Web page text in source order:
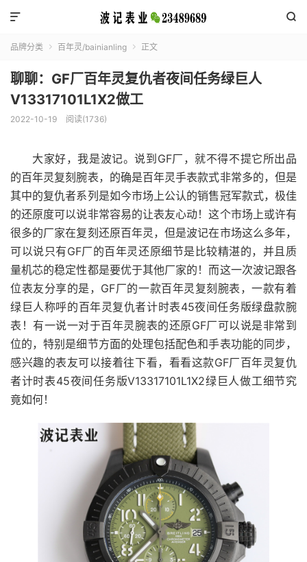


品牌分类  百年灵/bainianling  正文
聊聊：GF厂百年灵复仇者夜间任务绿巨人
V13317101L1X2做工
2022-10-19 阅读(1736)
大家好，我是波记。说到GF厂，就不得不提它所出品
的百年灵复刻腕表，的确是百年灵手表款式非常多的，但是
其中的复仇者系列是如今市场上公认的销售冠军款式，极佳
的还原度可以说非常容易的让表友心动！这个市场上或许有
很多的厂家在复刻还原百年灵，但是波记在市场这么多年，
可以说只有GF厂的百年灵还原细节是比较精湛的，并且质
量机芯的稳定性都是要优于其他厂家的！而这一次波记跟各
位表友分享的是，GF厂的一款百年灵复刻腕表，一款有着
绿巨人称呼的百年灵复仇者计时表45夜间任务版绿盘款腕
表！有一说一对于百年灵腕表的还原GF厂可以说是非常到
位的，特别是细节方面的处理包括配色和手表功能的同步，
感兴趣的表友可以接着往下看，看看这款GF厂百年灵复仇
者计时表45夜间任务版V13317101L1X2绿巨人做工细节究
竟如何！